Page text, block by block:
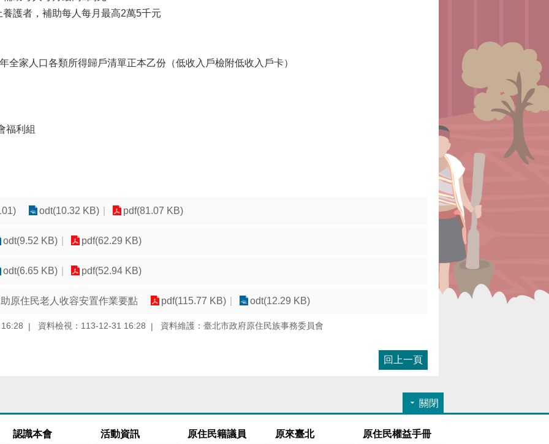
護者，補助每人每月最高2萬5千元
全家人口各類所得歸戶清單正本乙份（低收入戶檢附低收入戶卡）
福利組
odt(10.32 KB) pdf(81.07 KB)
odt(9.52 KB) pdf(62.29 KB)
odt(6.65 KB) pdf(52.94 KB)
原住民老人收容安置作業要點 pdf(115.77 KB) odt(12.29 KB)
資料檢視：113-12-31 16:28 資料維護：臺北市政府原住民族事務委員會
回上一頁
關閉
認識本會 活動資訊 原住民籍議員 原來臺北 原住民權益手冊